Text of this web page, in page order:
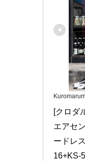
[クロダ
エアセ
ードレ
16+KS-